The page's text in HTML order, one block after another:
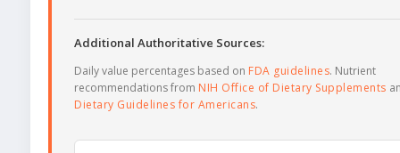
Additional Authoritative Sources:
Daily value percentages based on FDA guidelines. Nutrient
recommendations from NIH Office of Dietary Supplements
Dietary Guidelines for Americans.